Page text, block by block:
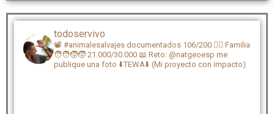
todoservivo
📽️ #animalesalvajes documentados 106/200 🏴‍☠️ Familia
🧑‍🧑‍🧒‍🧒 21.000/30.000 📖 Reto: @natgeoesp me
publique una foto ⬇️TEWA⬇️ (Mi proyecto con impacto)